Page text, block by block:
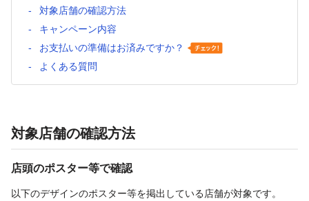
対象店舗の確認方法
キャンペーン内容
お支払いの準備はお済みですか？
よくある質問
対象店舗の確認方法
店頭のポスター等で確認
以下のデザインのポスター等を掲出している店舗が対象です。